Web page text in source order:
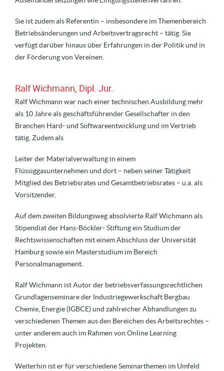
Sie ist zudem als Referentin – insbesondere im Themenbereich
Betriebsänderungen und Arbeitsvertragsrecht – tätig. Sie
verfügt darüber hinaus über Erfahrungen in der Politik und in
der Förderung von Vereinen.
Ralf Wichmann, Dipl. Jur.
Ralf Wichmann war nach einer technischen Ausbildung mehr
als 10 Jahre als geschäftsführender Gesellschafter in den
Branchen Hard- und Softwareentwicklung und im Vertrieb
tätig. Zudem als
Leiter der Materialverwaltung in einem
Flüssiggasunternehmen und dort – neben seiner Tätigkeit
Mitglied des Betriebsrates und Gesamtbetriebsrates – u.a. als
Vorsitzender.
Auf dem zweiten Bildungsweg absolvierte Ralf Wichmann als
Stipendiat der Hans-Böckler- Stiftung ein Studium der
Rechtswissenschaften mit einem Abschluss der Universität
Hamburg sowie ein Masterstudium im Bereich
Personalmanagement.
Ralf Wichmann ist Autor der betriebsverfassungsrechtlichen
Grundlagenseminare der Industriegewerkschaft Bergbau
Chemie, Energie (IGBCE) und zahlreicher Abhandlungen zu
verschiedenen Themen aus den Bereichen des Arbeitsrechtes –
unter anderem auch im Rahmen von Online Learning
Projekten.
Weiterhin ist er für verschiedene Seminarthemen im Umfeld